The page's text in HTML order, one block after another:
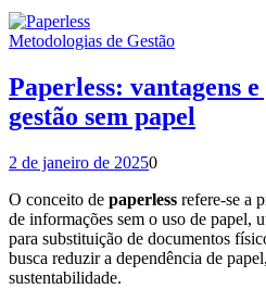
Metodologias de Gestão
Paperless: vantagens
gestão sem papel
2 de janeiro de 20250
O conceito de paperless refere-se a
de informações sem o uso de papel,
para substituição de documentos
busca reduzir a dependência de
sustentabilidade.